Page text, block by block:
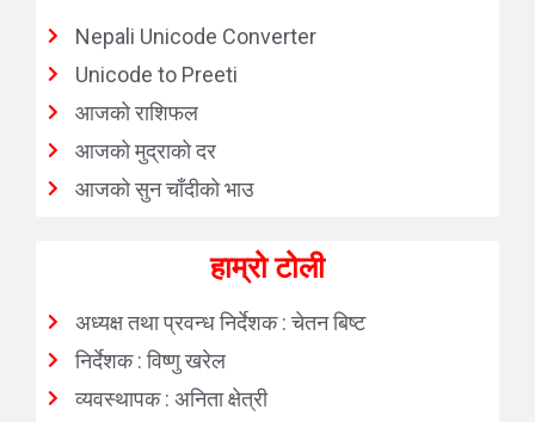
Nepali Unicode Converter
Unicode to Preeti
आजको राशिफल
आजको मुद्राको दर
आजको सुन चाँदीको भाउ
हाम्रो टोली
अध्यक्ष तथा प्रवन्ध निर्देशक : चेतन बिष्ट
निर्देशक : विष्णु खरेल
व्यवस्थापक : अनिता क्षेत्री